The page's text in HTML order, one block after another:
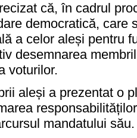
că, în cadrul
democratică, care
a celor aleși pentru
desemnarea
voturilor.
aleși a prezentat o
mandatului său.